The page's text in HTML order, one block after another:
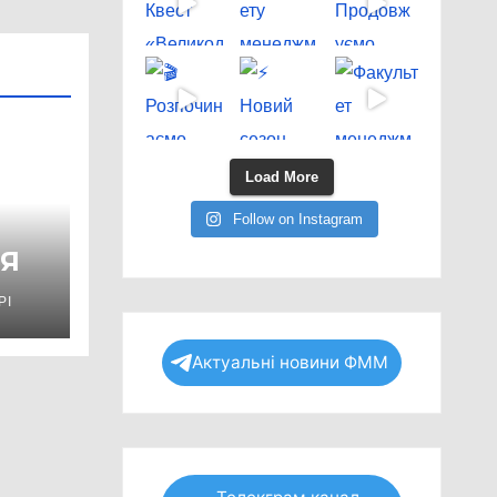
Load More
Follow on Instagram
Актуальні новини ФММ